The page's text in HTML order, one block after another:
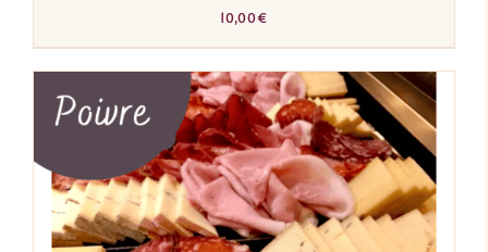
10,00€